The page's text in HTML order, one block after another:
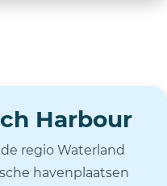
Harbour
regio Waterland
havenplaatsen